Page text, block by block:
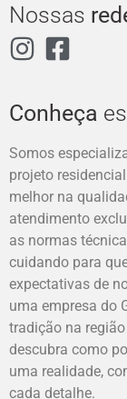
Nossas
Conheça
Somos
projeto
melhor na
atendimento
as normas
cuidando para
expectativas de
uma empresa do
tradição na
descubra como
uma realidade,
cada detalhe.